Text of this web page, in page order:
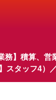
務】積算、営
スタッフ4）